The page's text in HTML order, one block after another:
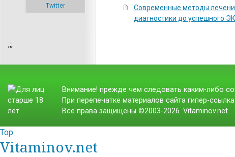
;;;
Современные методы
диагностики до успешного
Внимание! прежде чем следовать каким-либо
При перепечатке материалов сайта гипер-
Все права защищены ©2003-2026. Vitaminov.net
Top
Vitaminov.net